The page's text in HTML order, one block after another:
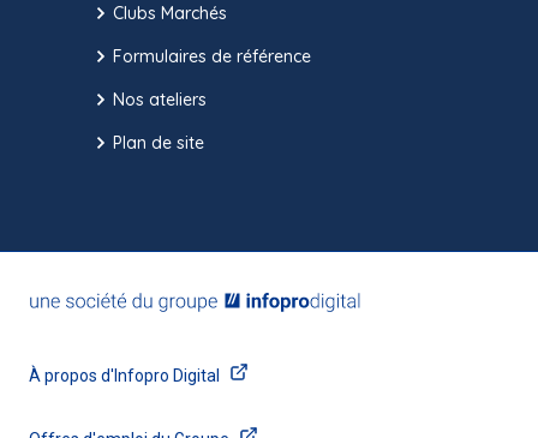
Clubs Marchés
Formulaires de référence
Nos ateliers
Plan de site